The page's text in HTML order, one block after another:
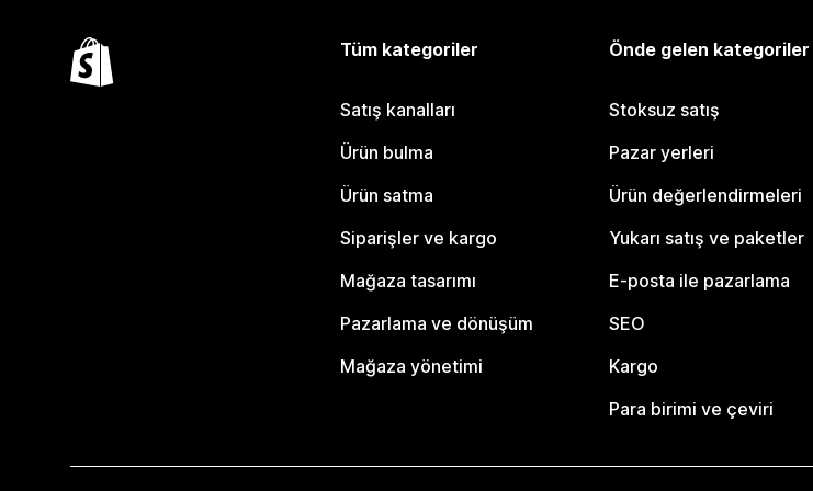
Tüm kategoriler
Satış kanalları
Ürün bulma
Ürün satma
Siparişler ve kargo
Mağaza tasarımı
Pazarlama ve dönüşüm
Mağaza yönetimi
Önde gelen kategoriler
Stoksuz satış
Pazar yerleri
Ürün değerlendirmeleri
Yukarı satış ve paketler
E-posta ile pazarlama
SEO
Kargo
Para birimi ve çeviri